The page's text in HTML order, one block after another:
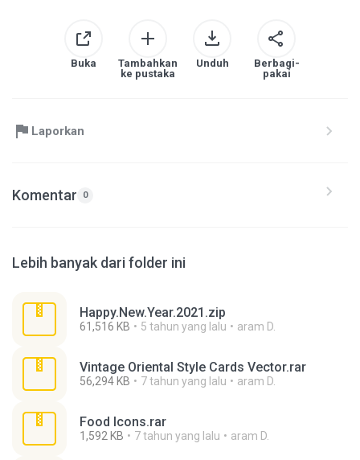
Buka
Tambahkan
ke pustaka
Unduh
Berbagi-
pakai
Laporkan
Komentar 0
Lebih banyak dari folder ini
Happy.New.Year.2021.zip
61,516 KB 5 tahun yang lalu aram D.
Vintage Oriental Style Cards Vector.rar
56,294 KB 7 tahun yang lalu aram D.
Food Icons.rar
1,592 KB 7 tahun yang lalu aram D.